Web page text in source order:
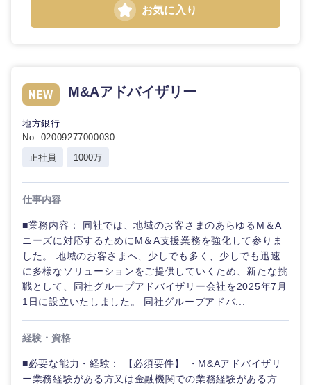
神奈川県
お気に入り
M&Aアドバイザリー
地方銀行
No. 02009277000030
正社員
1000万
仕事内容
■業務内容： 同社では、地域のお客さまのあらゆるM＆A
ニーズに対応するためにM＆A支援業務を強化して参りま
した。 地域のお客さまへ、少しでも多く、少しでも迅速
に多様なソリューションをご提供していくため、新たな挑
戦として、同社グループアドバイザリー会社を2025年7月
1日に設立いたしました。 同社グループアドバ...
経験・資格
■必要な能力・経験： 【必須要件】 ・M&Aアドバイザリ
ー業務経験がある方又は金融機関での業務経験がある方